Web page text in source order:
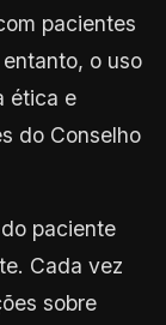
pacientes
o uso
ética e
do Conselho
paciente
Cada vez
sobre